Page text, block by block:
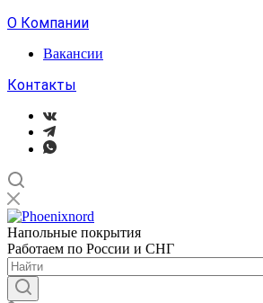
О Компании
Вакансии
Контакты
Напольные покрытия
Работаем по России и СНГ